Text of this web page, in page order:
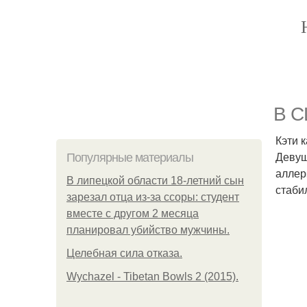
В
Популярные материалы
В липецкой области 18-летний сын
зарезал отца из-за ссоры: студент
вместе с другом 2 месяца
планировал убийство мужчины.
Целебная сила отказа.
Wychazel - Tibetan Bowls 2 (2015).
Кэти